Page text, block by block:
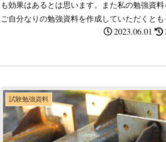
も効果はあるとは思います。また私の勉強資料
ご自分なりの勉強資料を作成していただくとも
2023.06.01
試験勉強資料